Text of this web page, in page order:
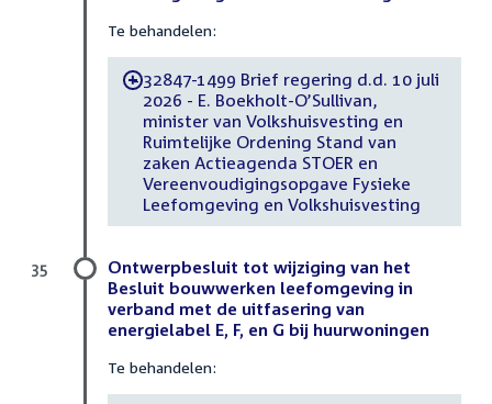
Te behandelen:
-32847-1499 Brief regering d.d. 10 juli
2026 - E. Boekholt-O’Sullivan,
minister van Volkshuisvesting en
Ruimtelijke Ordening Stand van
zaken Actieagenda STOER en
Vereenvoudigingsopgave Fysieke
Leefomgeving en Volkshuisvesting
Ontwerpbesluit tot wijziging van het
Besluit bouwwerken leefomgeving in
verband met de uitfasering van
energielabel E, F, en G bij huurwoningen
Te behandelen:
35